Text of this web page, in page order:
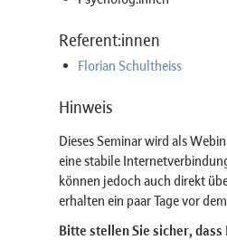
Referent:innen
Florian Schultheiss
Hinweis
Dieses Seminar wird als
eine stabile
können jedoch auch direkt
erhalten ein paar Tage vor
Bitte stellen Sie sicher,